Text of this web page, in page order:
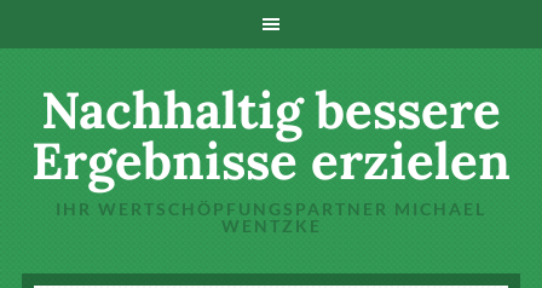
Nachhaltig bessere
Ergebnisse erzielen
IHR WERTSCHÖPFUNGSPARTNER MICHAEL
WENTZKE